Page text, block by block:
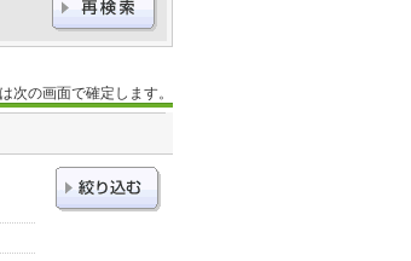
次の画面で確定します。